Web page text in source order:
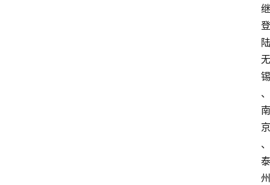
继
登
陆
无
锡
、
南
京
、
泰
州